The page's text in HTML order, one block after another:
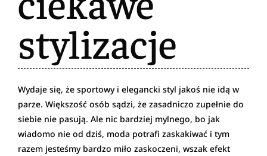
stylizacje
Wydaje się, że sportowy i elegancki styl jakoś nie idą w
parze. Większość osób sądzi, że zasadniczo zupełnie do
siebie nie pasują. Ale nic bardziej mylnego, bo jak
wiadomo nie od dziś, moda potrafi zaskakiwać i tym
razem jesteśmy bardzo miło zaskoczeni, wszak efekt